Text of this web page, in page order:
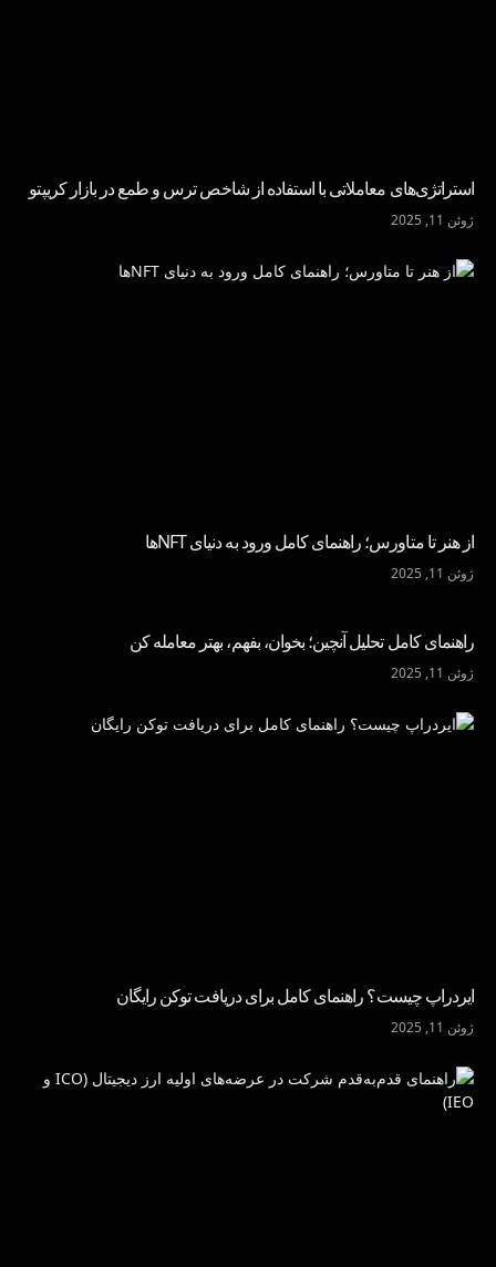
استراتژی‌های معاملاتی با استفاده از شاخص ترس و طمع در بازار کریپتو
ژوئن 11, 2025
از هنر تا متاورس؛ راهنمای کامل ورود به دنیای NFTها
ژوئن 11, 2025
راهنمای کامل تحلیل آنچین؛ بخوان، بفهم، بهتر معامله کن
ژوئن 11, 2025
ایردراپ چیست؟ راهنمای کامل برای دریافت توکن رایگان
ژوئن 11, 2025